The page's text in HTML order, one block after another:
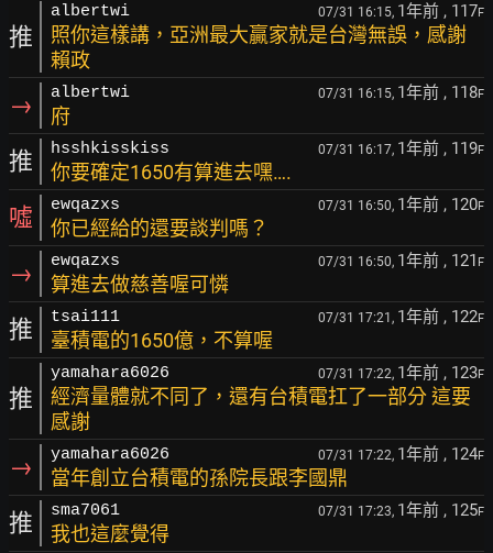
推
albertwi 07/31 16:15, 1年前 , 117F
照你這樣講，亞洲最大贏家就是台灣無誤，感謝
賴政
→ albertwi 07/31 16:15, 1年前 , 118F
府
推 hsshkisskiss 07/31 16:17, 1年前 , 119F
你要確定1650有算進去嘿….
噓 ewqazxs 07/31 16:50, 1年前 , 120F
你已經給的還要談判嗎？
→ ewqazxs 07/31 16:50, 1年前 , 121 F
算進去做慈善喔可憐
推 tsai111 07/31 17:21, 1年前 , 122F
臺積電的1650億，不算喔
推
yamahara6026 07/31 17:22, 1年前 , 123F
經濟量體就不同了，還有台積電扛了一部分 這要
感謝
→ yamahara6026 07/31 17:22, 1年前 , 124F
當年創立台積電的孫院長跟李國鼎
推 sma7061 07/31 17:23, 1年前 , 125F
我也這麼覺得